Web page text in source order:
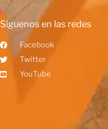
Siguenos en las redes
Facebook
Twitter
YouTube